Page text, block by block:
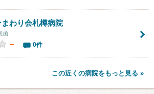
まわり会札樽病院
函
－ 0件
この近くの病院をもっと見る »